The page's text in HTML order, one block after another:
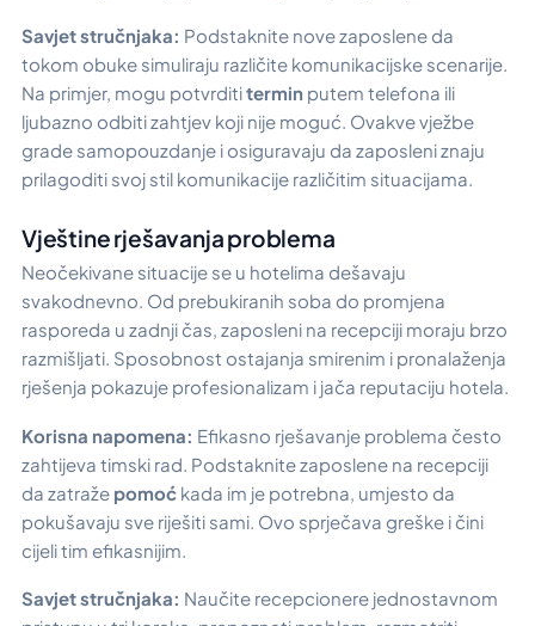
Savjet stručnjaka: Podstaknite nove zaposlene da
tokom obuke simuliraju različite komunikacijske scenarije.
Na primjer, mogu potvrdititermin putem telefona ili
ljubazno odbiti zahtjev koji nije moguć. Ovakve vježbe
grade samopouzdanje i osiguravaju da zaposleni znaju
prilagoditi svoj stil komunikacije različitim situacijama.
Vještine rješavanja problema
Neočekivane situacije se u hotelima dešavaju
svakodnevno. Od prebukiranih soba do promjena
rasporeda u zadnji čas, zaposleni na recepciji moraju brzo
razmišljati. Sposobnost ostajanja smirenim i pronalaženja
rješenja pokazuje profesionalizam i jača reputaciju hotela.
Korisna napomena: Efikasno rješavanje problema često
zahtijeva timski rad. Podstaknite zaposlene na recepciji
da zatraže pomoć kada im je potrebna, umjesto da
pokušavaju sve riješiti sami. Ovo sprječava greške i čini
cijeli tim efikasnijim.
Savjet stručnjaka: Naučite recepcionere jednostavnom